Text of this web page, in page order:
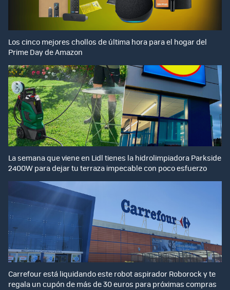
Los cinco mejores chollos de última hora para el hogar del
Prime Day de Amazon
La semana que viene en Lidl tienes la hidrolimpiadora Parkside
2400W para dejar tu terraza impecable con poco esfuerzo
Carrefour está liquidando este robot aspirador Roborock y te
regala un cupón de más de 30 euros para próximas compras